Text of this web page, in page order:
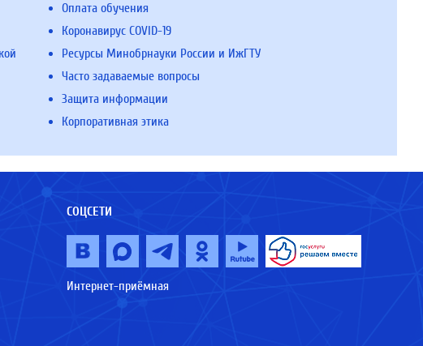
Оплата обучения
Коронавирус COVID-19
Ресурсы Минобрнауки России и ИжГТУ
Часто задаваемые вопросы
Защита информации
Корпоративная этика
СОЦСЕТИ
Интернет-приёмная